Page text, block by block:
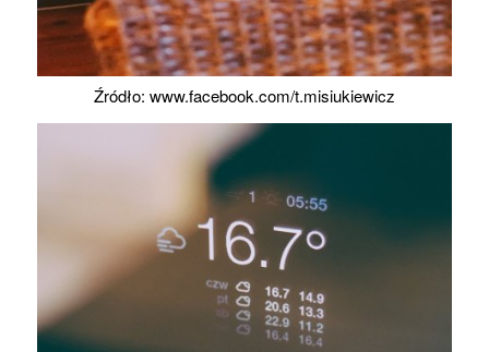
Źródło: www.facebook.com/t.misiukiewicz